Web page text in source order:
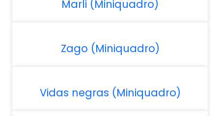
Marli (Miniquadro)
Zago (Miniquadro)
Vidas negras (Miniquadro)